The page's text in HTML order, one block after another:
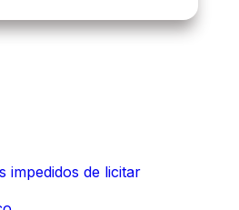
impedidos de licitar